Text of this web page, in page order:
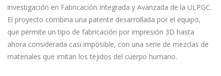
investigación en Fabricación Integrada y Avanzada de la ULPGC.
El proyecto combina una patente desarrollada por el equipo,
que permite un tipo de fabricación por impresión 3D hasta
ahora considerada casi imposible, con una serie de mezclas de
materiales que imitan los tejidos del cuerpo humano.